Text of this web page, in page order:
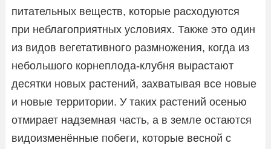
питательных веществ, которые расходуются
при неблагоприятных условиях. Также это один
из видов вегетативного размножения, когда из
небольшого корнеплода-клубня вырастают
десятки новых растений, захватывая все новые
и новые территории. У таких растений осенью
отмирает надземная часть, а в земле остаются
видоизменённые побеги, которые весной с